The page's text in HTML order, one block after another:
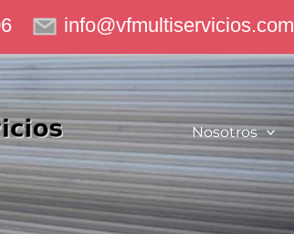
info@vfmultiservicios.com
Nosotros